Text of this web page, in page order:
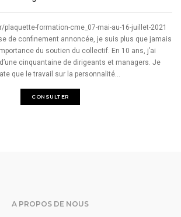
formation-cme_07-mai-au-16-juillet-2021
de confinement annoncée, je suis plus que jamais
du soutien du collectif. En 10 ans, j’ai
cinquantaine de dirigeants et managers. Je
que le travail sur la personnalité...
CONSULTER
A PROPOS DE NOUS